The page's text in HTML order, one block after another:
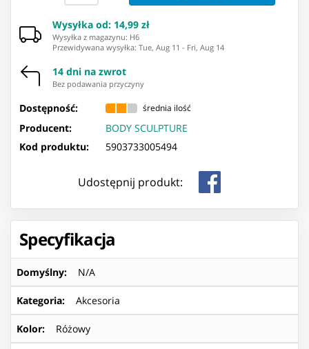
Wysyłka od: 14,99 zł
Wysyłka z magazynu: ⁨H6⁩
Przewidywana wysyłka: Tue, Aug 11 - Fri, Aug 14
14 dni na zwrot
Bez podawania przyczyny
Dostępność: średnia ilość
Producent:
BODY SCULPTURE
Kod produktu:
5903733005494
Udostępnij produkt:
Specyfikacja
Domyślny: N/A
Kategoria: Akcesoria
Kolor: Różowy